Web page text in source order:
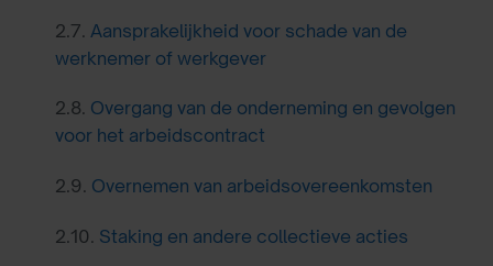
2.7. Aansprakelijkheid voor schade van de
werknemer of werkgever
2.8. Overgang van de onderneming en gevolgen
voor het arbeidscontract
2.9. Overnemen van arbeidsovereenkomsten
2.10. Staking en andere collectieve acties